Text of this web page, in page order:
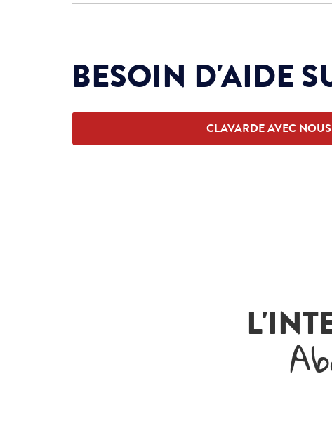
BESOIN D'AIDE
CLAVARDE AVEC NOUS